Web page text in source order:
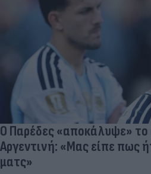
Ο Παρέδες «αποκάλυψε» το
Αργεντινή: «Μας είπε πως
ματς»